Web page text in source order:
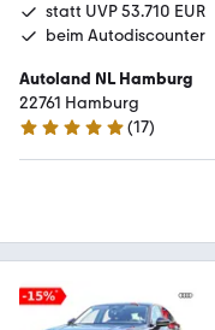
statt UVP 53.710 EUR
beim Autodiscounter
Autoland NL Hamburg
22761 Hamburg
4.9 Sterne
(17)